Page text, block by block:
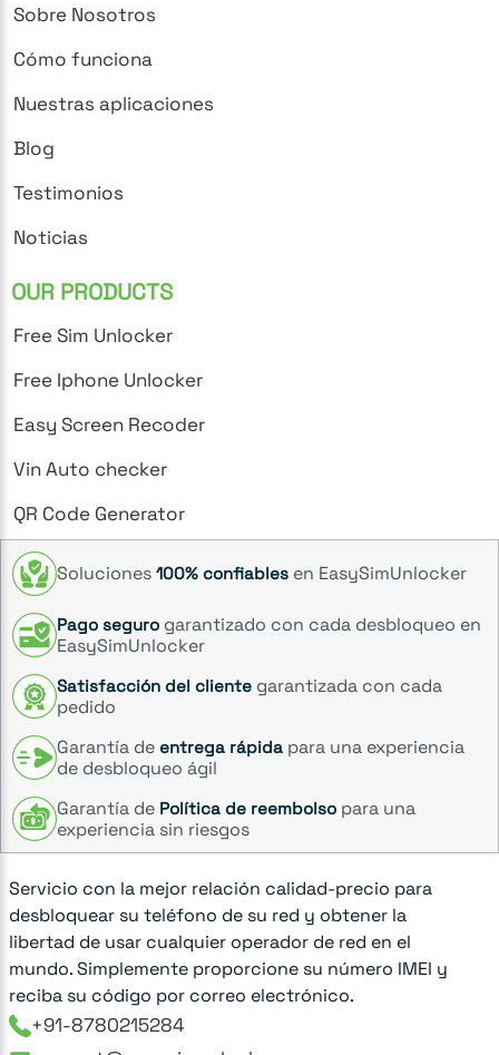
Sobre Nosotros
Cómo funciona
Nuestras aplicaciones
Blog
Testimonios
Noticias
OUR PRODUCTS
Free Sim Unlocker
Free Iphone Unlocker
Easy Screen Recoder
Vin Auto checker
QR Code Generator
Soluciones 100% confiables en EasySimUnlocker
Pago seguro garantizado con cada desbloqueo en
EasySimUnlocker
Satisfacción del cliente garantizada con cada
pedido
Garantía de entrega rápida para una experiencia
de desbloqueo ágil
Garantía de Política de reembolso para una
experiencia sin riesgos
Servicio con la mejor relación calidad-precio para
desbloquear su teléfono de su red y obtener la
libertad de usar cualquier operador de red en el
mundo. Simplemente proporcione su número IMEI y
reciba su código por correo electrónico.
+91-8780215284